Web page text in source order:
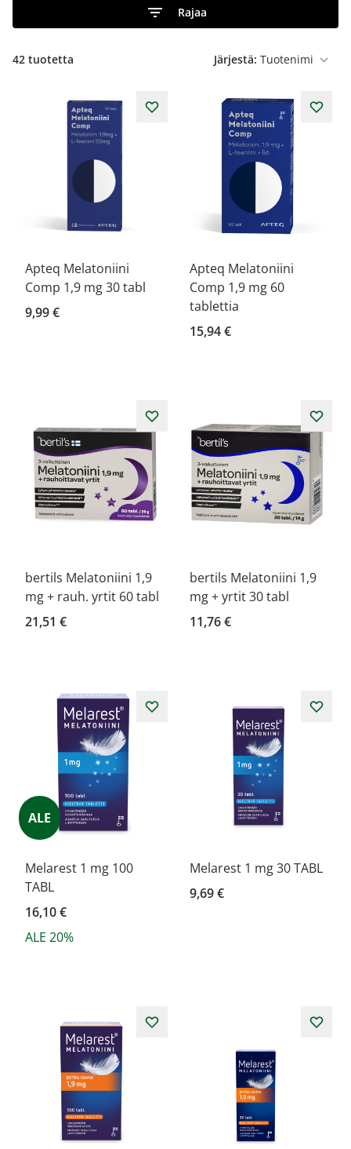
Rajaa
42 tuotetta Järjestä:
Apteq Melatoniini
Comp 1,9 mg 30 tabl
9,99 €
Apteq Melatoniini
Comp 1,9 mg 60
tablettia
15,94 €
bertils Melatoniini 1,9
mg + rauh. yrtit 60 tabl
21,51 €
bertils Melatoniini 1,9
mg + yrtit 30 tabl
11,76 €
ALE
Melarest 1 mg 100
TABL
16,10 €
ALE 20%
Melarest 1 mg 30 TABL
9,69 €